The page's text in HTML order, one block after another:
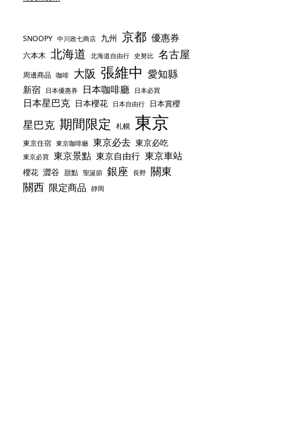
SNOOPY 中川政七商店 九州 京都 優惠券
六本木 北海道 北海道自由行 史努比 名古屋
周邊商品 咖啡 大阪 張維中 愛知縣
新宿 日本優惠券 日本咖啡廳 日本必買
日本星巴克 日本櫻花 日本自由行 日本賞櫻
星巴克 期間限定 札幌 東京
東京住宿 東京咖啡廳 東京必去 東京必吃
東京必買 東京景點 東京自由行 東京車站
櫻花 澀谷 甜點 聖誕節 銀座 長野 關東
關西 限定商品 靜岡